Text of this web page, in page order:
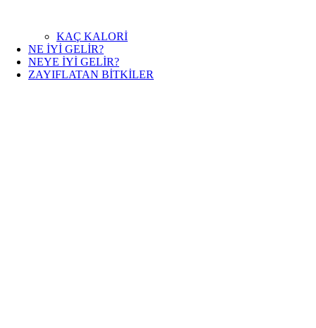
KAÇ KALORİ
NE İYİ GELİR?
NEYE İYİ GELİR?
ZAYIFLATAN BİTKİLER